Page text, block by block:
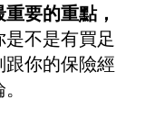
要的重點，
不是有買足
你的保險經